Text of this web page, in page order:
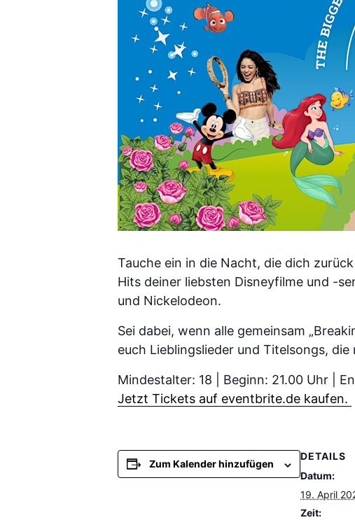
Tauche ein in die Nacht, die dich
Hits deiner liebsten Disneyfilme und -
und Nickelodeon.
Sei dabei, wenn alle gemeinsam
euch Lieblingslieder und Titelsongs,
Mindestalter: 18 | Beginn: 21.00 Uhr |
Jetzt Tickets auf eventbrite.de kaufen.
Zum Kalender hinzufügen
DETAILS
Datum:
19. April
Zeit: